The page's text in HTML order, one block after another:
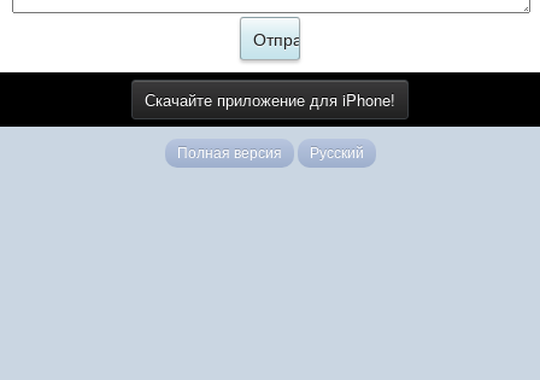
Скачайте приложение для iPhone!
Полная версия Русский